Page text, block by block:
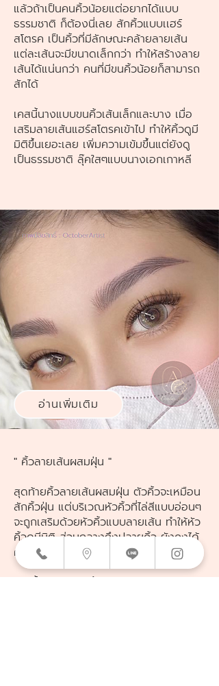
แล้วถ้าเป็นคนคิ้วน้อยแต่อยากได้แบบ
ธรรมชาติ ก็ต้องนี่เลย สักคิ้วแบบเเฮร์
สโตรค เป็นคิ้วที่มีลักษณะคล้ายลายเส้น
แต่ละเส้นจะมีขนาดเล็กกว่า ทำให้สร้างลาย
เส้นได้แน่นกว่า คนที่มีขนคิ้วน้อยก็สามารถ
สักได้
เคสนี้นางแบบขนคิ้วเส้นเล็กและบาง เมื่อ
เสริมลายเส้นแฮร์สโตรคเข้าไป ทำให้คิ้วดูมี
มิติขึ้นเยอะเลย เพิ่มความเข้มขึ้นแต่ยังดู
เป็นธรรมชาติ ลุ๊คใสๆแบบนางเอกเกาหลี
อ่านเพิ่มเติม
" คิ้วลายเส้นผสมฝุ่น "
สุดท้ายคิ้วลายเส้นผสมฝุ่น ตัวคิ้วจะเหมือน
สักคิ้วฝุ่น แต่บริเวณหัวคิ้วที่ไล่สีแบบอ่อนๆ
จะถูกเสริมด้วยหัวคิ้วแบบลายเส้น ทำให้หัว
คิ้วดูมีมิติ ส่วนกลางถึงปลายคิ้ว ยังคงได้
ความเป๊ะเหมือนเขียนคิ้วอยู่ตลอดเวลา
เคสนี้นางแบบขนคิ้วน้อยเช่นกัน แต่ชอบลุ๊ค